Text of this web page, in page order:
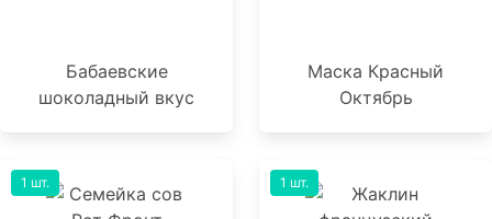
Бабаевские
шоколадный вкус
Маска Красный
Октябрь
1 шт. 1 шт.